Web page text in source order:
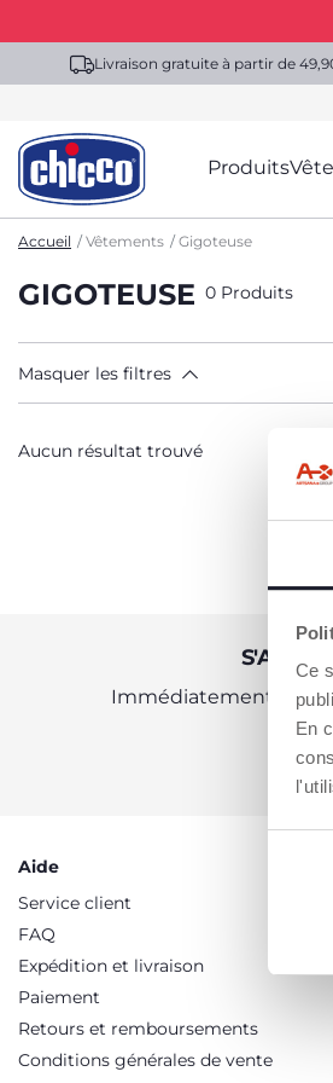
Ce
En
Livraison gratuite à partir de
Produits
Accueil Vêtements Gigoteuse
GIGOTEUSE 0 Produits
Masquer les filtres
Aucun résultat trouvé
Immédiatement pour
Aide
Service client
FAQ
Expédition et livraison
Paiement
Retours et remboursements
Conditions générales de vente